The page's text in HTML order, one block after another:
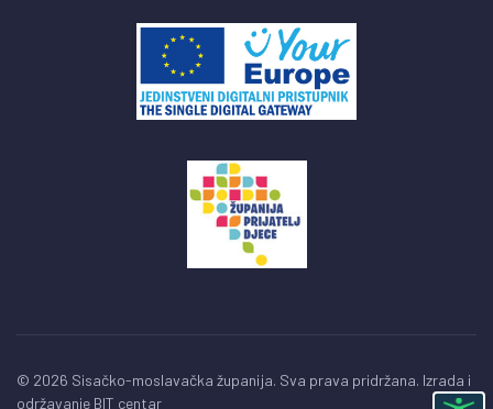
© 2026 Sisačko-moslavačka županija. Sva prava pridržana. Izrada i
održavanje BIT centar